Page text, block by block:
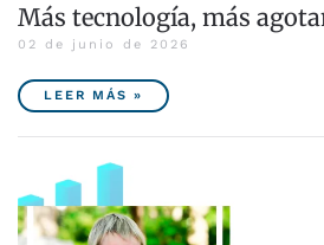
Más tecnología, más
02 de junio de 2026
LEER MÁS »